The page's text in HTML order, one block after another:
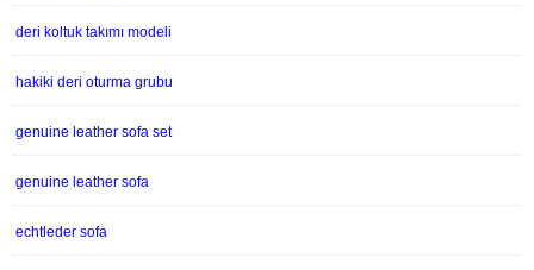
deri koltuk takımı modeli
hakiki deri oturma grubu
genuine leather sofa set
genuine leather sofa
echtleder sofa